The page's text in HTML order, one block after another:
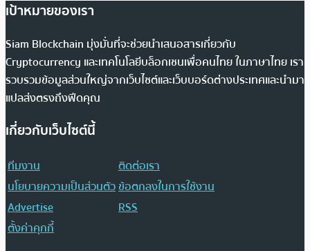
เป้าหมายของเรา
Siam Blockchain มุ่งมั่นที่จะช่วยนำเสนอสารเกี่ยวกับ
Cryptocurrency และเทคโนโลยีบล็อกเชนเพื่อคนไทย ในภาษาไทย เรา
รวบรวมข้อมูลส่วนใหญ่จากเว็บไซต์และเว็บบอร์ดต่างประเทศและนำมา
แปลส่งตรงถึงฟีดคุณ
เกี่ยวกับเว็บไซต์นี้
ทีมงาน
ติดต่อเรา
นโยบายความเป็นส่วนตัวข้อตกลงในการใช้งาน
Advertise
RSS
ตั้งค่าคุกกี้